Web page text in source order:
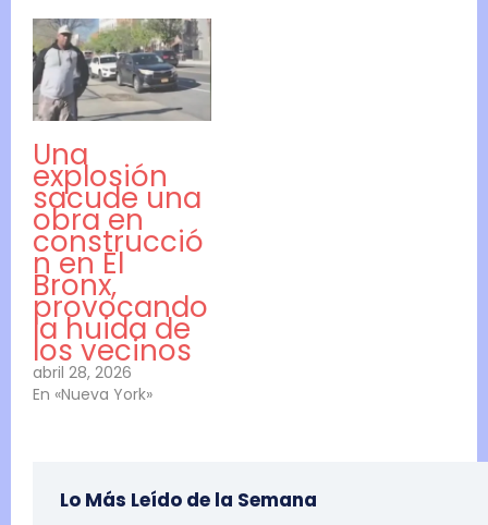
Una
explosión
sacude una
obra en
construcció
n en El
Bronx,
provocando
la huida de
los vecinos
abril 28, 2026
En «Nueva York»
Lo Más Leído de la Semana